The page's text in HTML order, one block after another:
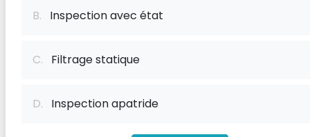
B. Inspection avec état
C. Filtrage statique
D. Inspection apatride